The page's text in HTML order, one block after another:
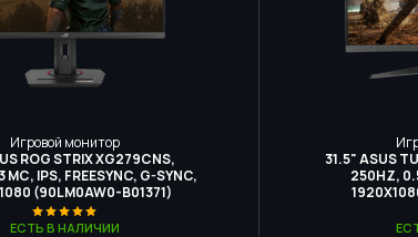
Игровой монитор
ROG STRIX XG279CNS,
МС, IPS, FREESYNC, G-SYNC,
(90LM0AW0-B01371)
ЕСТЬ В НАЛИЧИИ
31.5" ASUS
250HZ,